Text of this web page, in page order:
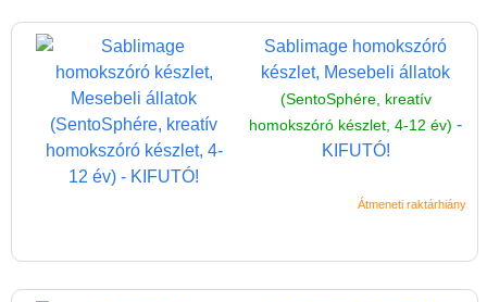
Sablimage homokszóró
készlet, Mesebeli állatok
(SentoSphére, kreatív
homokszóró készlet, 4-12 év) -
KIFUTÓ!
Átmeneti raktárhiány